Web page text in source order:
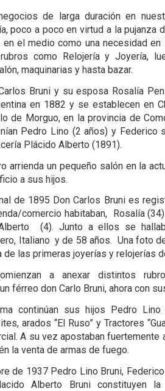
de larga duración en
poco a poco en virtud a la pujanza
el medio como una necesidad
como Relojería y Joyería,
maquinarias y hasta bazar.
Bruni y su esposa Rosalía
en 1882 y se establecen en
de Morguo, en la provincia de
Pedro Lino (2 años) y Federico
Plácido Alberto (1891).
arrienda un pequeño salón en la
a sus hijos.
de 1895 Don Carlos Bruni es
comercio habitaban, Rosalía
(4). Junto a ellos se
Italiano y de 58 años. Una foto
de las primeras joyerías y relojerías
a anexar distintos
férreo don Carlo Bruni, ahora con
continúan sus hijos Pedro Lino
arados “El Ruso” y Tractores
A su vez apostaban fuertemente
la venta de armas de fuego.
de 1937 Pedro Lino Bruni,
Alberto Bruni constituyen la